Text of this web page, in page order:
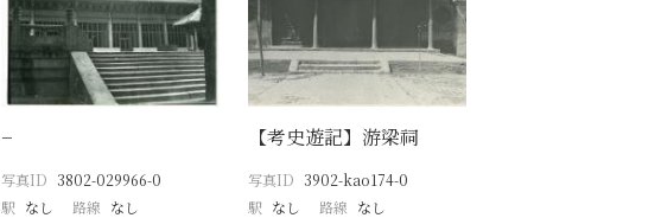
−
写真ID 3802-029966-0
駅 なし 路線 なし
【考史遊記】游梁祠
写真ID 3902-kao174-0
駅 なし 路線 なし